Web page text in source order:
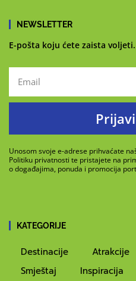
NEWSLETTER
E-pošta koju ćete zaista voljeti.
Prijavi
Unosom svoje e-adrese prihvaćate
Politiku privatnosti te pristajete na
o događajima, ponuda i promocija
KATEGORIJE
Destinacije Atrakcije
Smještaj
Inspiracija